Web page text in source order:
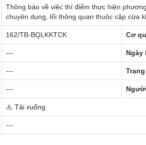
Thông báo về việc thí điểm thực hiện
chuyên dụng, lối thông quan thuộc cặp cửa
162/TB-BQLKKTCK Cơ
--- Ngày
---
---
Tải xuống
---